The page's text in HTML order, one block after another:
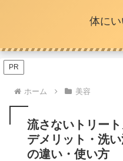
体に
PR
ホーム 美容
流さないトリー
デメリット・洗
の違い・使い方